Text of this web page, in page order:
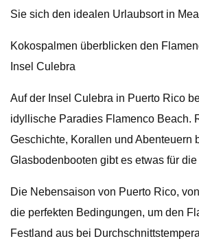
Sie sich den idealen Urlaubsort in
Kokospalmen überblicken den
Insel Culebra
Auf der Insel Culebra in Puerto Rico
idyllische Paradies Flamenco Beach.
Geschichte, Korallen und Abenteuern
Glasbodenbooten gibt es etwas für
Die Nebensaison von Puerto Rico,
die perfekten Bedingungen, um den
Festland aus bei